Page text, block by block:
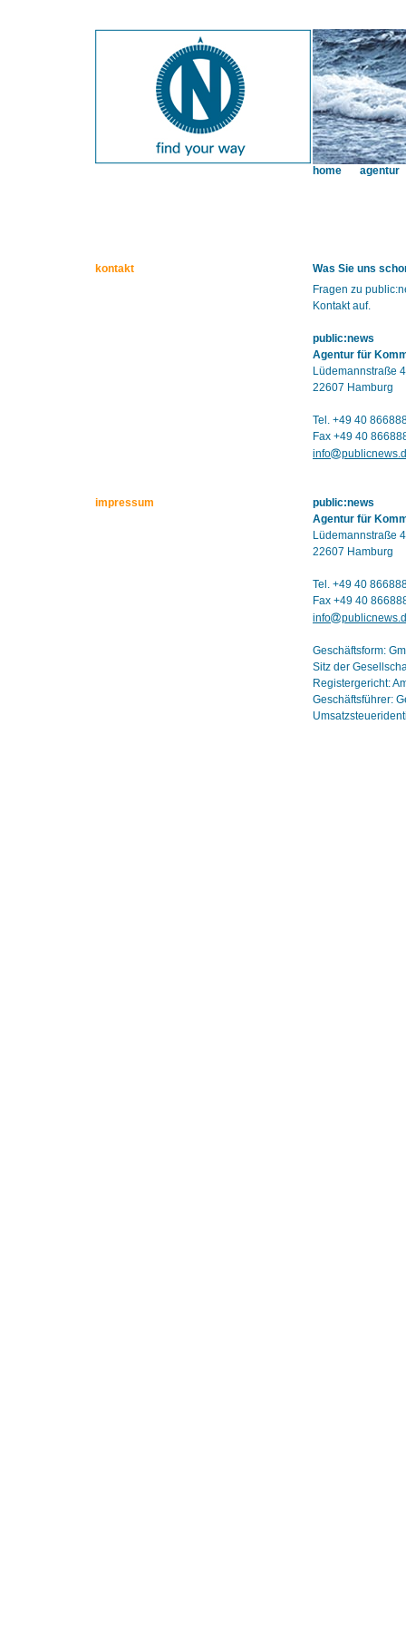
home agentur
kontakt
Was Sie uns
Fragen zu
Kontakt auf.
public:news
Agentur für
Lüdemannstraße 4
22607 Hamburg
Tel. +49 40
Fax +49 40
info
impressum
public:news
Agentur für
Lüdemannstraße 4
22607 Hamburg
Tel. +49 40
Fax +49 40
info
Geschäftsform:
Sitz der
Registergericht:
Geschäftsführer: